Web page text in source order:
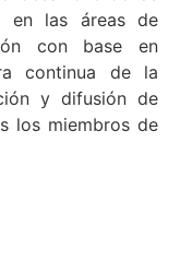
en las áreas de
con base en
continua de la
y difusión de
los miembros de